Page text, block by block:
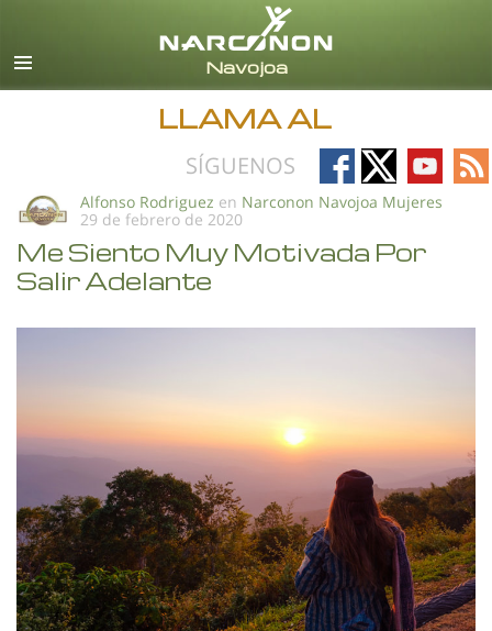
Español
Todas las Regiones/Idiomas
LLAMA AL
SÍGUENOS
Follow
on
Follow
on
Follow
on
on
Alfonso Rodriguez en Narconon Navojoa Mujeres
29 de febrero de 2020
Me Siento Muy Motivada Por
Salir Adelante